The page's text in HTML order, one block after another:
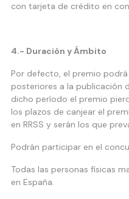
con tarjeta de crédito en
4.- Duración y Ámbito
Por defecto, el premio
posteriores a la publicación
dicho período el premio
los plazos de canjear el
en RRSS y serán los que
Podrán participar en el
Todas las personas físicas
en España.